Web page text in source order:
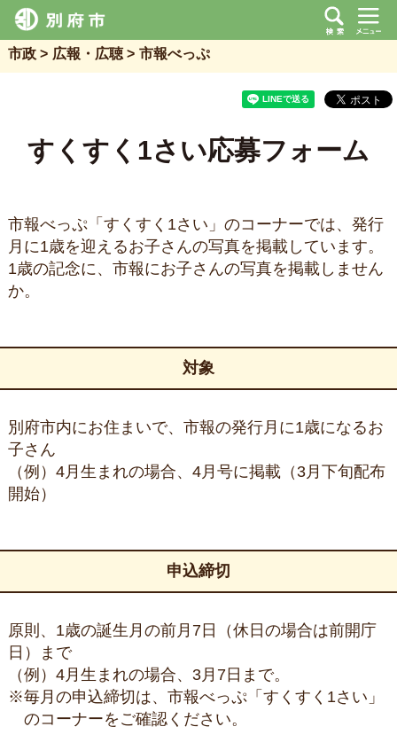
市政 広報・広聴 市報べっぷ
すくすく1さい応募フォーム
市報べっぷ「すくすく1さい」のコーナーでは、発行
月に1歳を迎えるお子さんの写真を掲載しています。
1歳の記念に、市報にお子さんの写真を掲載しません
か。
対象
別府市内にお住まいで、市報の発行月に1歳になるお
子さん
（例）4月生まれの場合、4月号に掲載（3月下旬配布
開始）
申込締切
原則、1歳の誕生月の前月7日（休日の場合は前開庁
日）まで
（例）4月生まれの場合、3月7日まで。
※毎月の申込締切は、市報べっぷ「すくすく1さい」
のコーナーをご確認ください。